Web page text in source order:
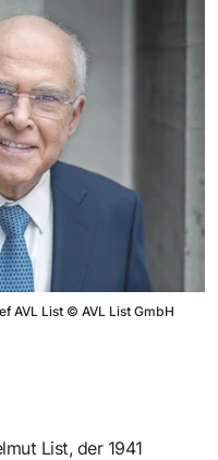
AVL List © AVL List GmbH
List, der 1941